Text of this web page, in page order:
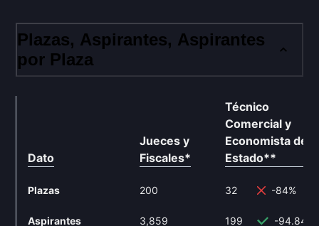
Plazas, Aspirantes, Aspirantes
por Plaza
Dato
Jueces y
Fiscales*
Plazas 200
Aspirantes 3,859
Técnico
Comercial y
Economista del
Estado**
32 -84%
199 -94.84%